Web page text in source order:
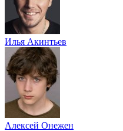
Илья Акинтьев
Алексей Онежен